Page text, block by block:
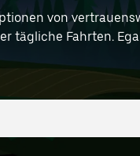
von
tägliche Fahrten.